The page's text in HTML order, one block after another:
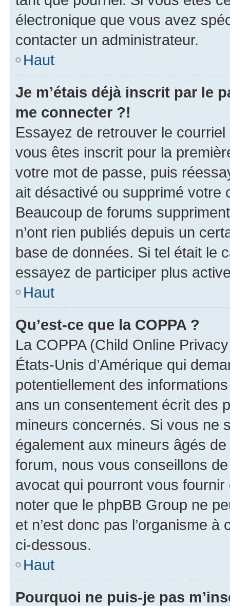
électronique que vous avez
contacter un administrateur.
Haut
Je m’étais déjà inscrit par le
me connecter ?!
Essayez de retrouver le
vous êtes inscrit pour la
votre mot de passe, puis
ait désactivé ou supprimé votre
Beaucoup de forums
n’ont rien publiés depuis un
base de données. Si tel était le
essayez de participer plus
Haut
Qu’est-ce que la COPPA ?
La COPPA (Child Online
États-Unis d’Amérique qui
potentiellement des
ans un consentement écrit des
mineurs concernés. Si vous ne
également aux mineurs âgés
forum, nous vous conseillons
avocat qui pourront vous
noter que le phpBB Group ne
et n’est donc pas l’organisme
ci-dessous.
Haut
Pourquoi ne puis-je pas